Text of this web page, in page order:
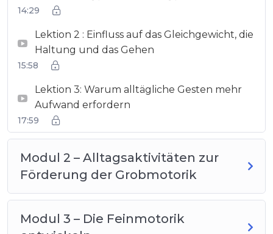
14:29
Lektion 2 : Einfluss auf das Gleichgewicht, die
Haltung und das Gehen
15:58
Lektion 3: Warum alltägliche Gesten mehr
Aufwand erfordern
17:59
Modul 2 – Alltagsaktivitäten zur
Förderung der Grobmotorik
Modul 3 – Die Feinmotorik